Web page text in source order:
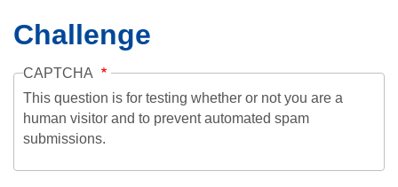
Challenge
CAPTCHA
This question is for testing whether or not you are a
human visitor and to prevent automated spam
submissions.